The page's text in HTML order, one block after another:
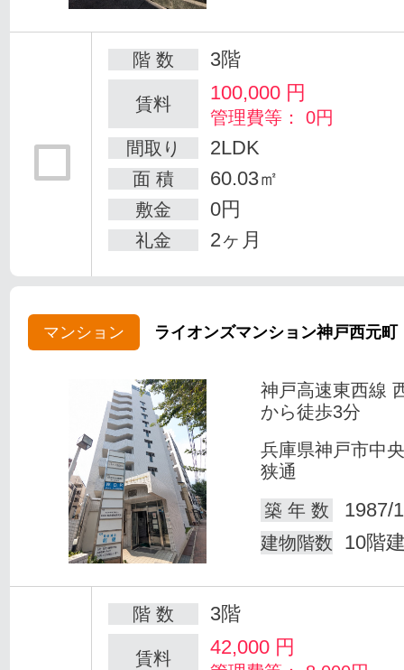
階 数 3階
賃料 100,000 円
管理費等： 0円
間取り
2LDK
面 積 60.03㎡
敷金 0円
礼金 2ヶ月
マンション ライオンズマンション神戸西元町
神戸高速東西線
から徒歩3分
兵庫県神戸市中
狭通
築 年 数
1987/
建物階数 10階
階 数 3階
賃料 42,000 円